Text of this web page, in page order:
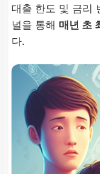
대출 한도 및 금리
널을 통해 매년 초
다.